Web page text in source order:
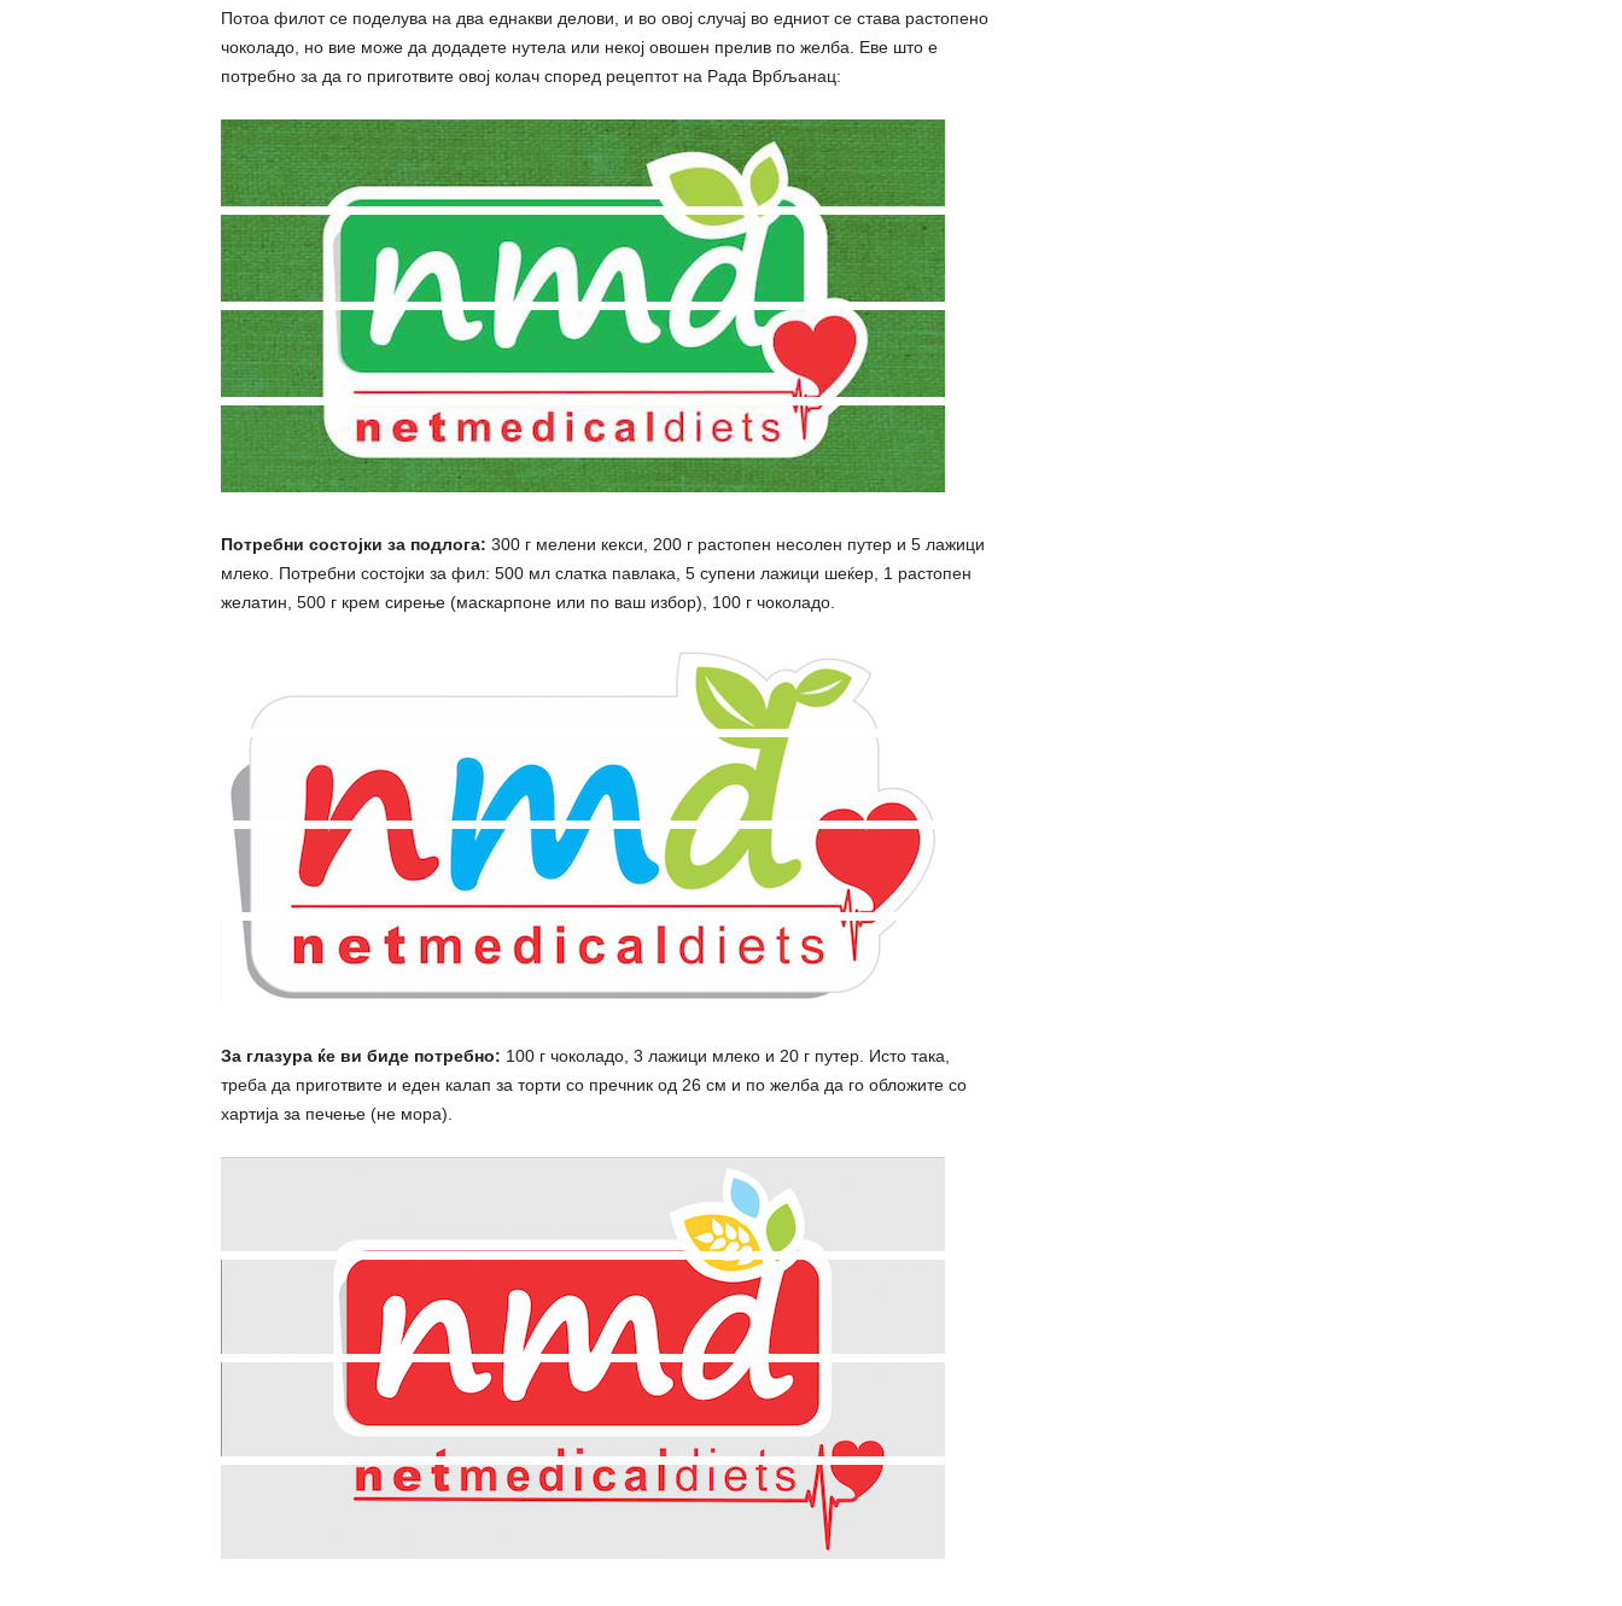
Потоа филот се поделува на два еднакви делови, и во овој случај во едниот се става растопено
чоколадо, но вие може да додадете нутела или некој овошен прелив по желба. Еве што е
потребно за да го приготвите овој колач според рецептот на Рада Врбљанац:
Потребни состојки за подлога: 300 г мелени кекси, 200 г растопен несолен путер и 5 лажици
млеко. Потребни состојки за фил: 500 мл слатка павлака, 5 супени лажици шеќер, 1 растопен
желатин, 500 г крем сирење (маскарпоне или по ваш избор), 100 г чоколадо.
За глазура ќе ви биде потребно: 100 г чоколадо, 3 лажици млеко и 20 г путер. Исто така,
треба да приготвите и еден калап за торти со пречник од 26 см и по желба да го обложите со
хартија за печење (не мора).